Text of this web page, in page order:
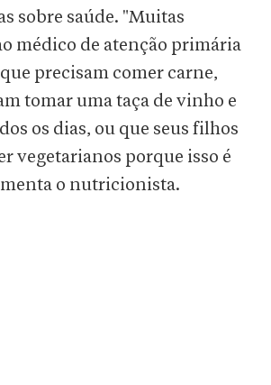
sobre saúde. "Muitas
médico de atenção primária
precisam comer carne,
tomar uma taça de vinho e
os dias, ou que seus filhos
vegetarianos porque isso é
o nutricionista.